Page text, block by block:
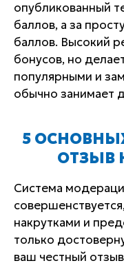
опубликованный
баллов, а за
баллов. Высокий
бонусов, но
популярными и
обычно занимает
5
ОТЗЫВ
Система
накрутками и
только
ваш честный